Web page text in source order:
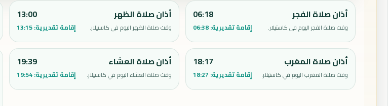
أذان صلاة الفجر
وقت صلاة الفجر اليوم في كاستيلار.
06:18
إقامة تقديرية:06:38
أذان صلاة الظهر
وقت صلاة الظهر اليوم في كاستيلار.
13:00
إقامة تقديرية:13:15
أذان صلاة المغرب
وقت صلاة المغرب اليوم في كاستيلار.
18:17
إقامة تقديرية: 18:27
أذان صلاة العشاء
وقت صلاة العشاء اليوم في كاستيلار.
19:39
إقامة تقديرية:19:54